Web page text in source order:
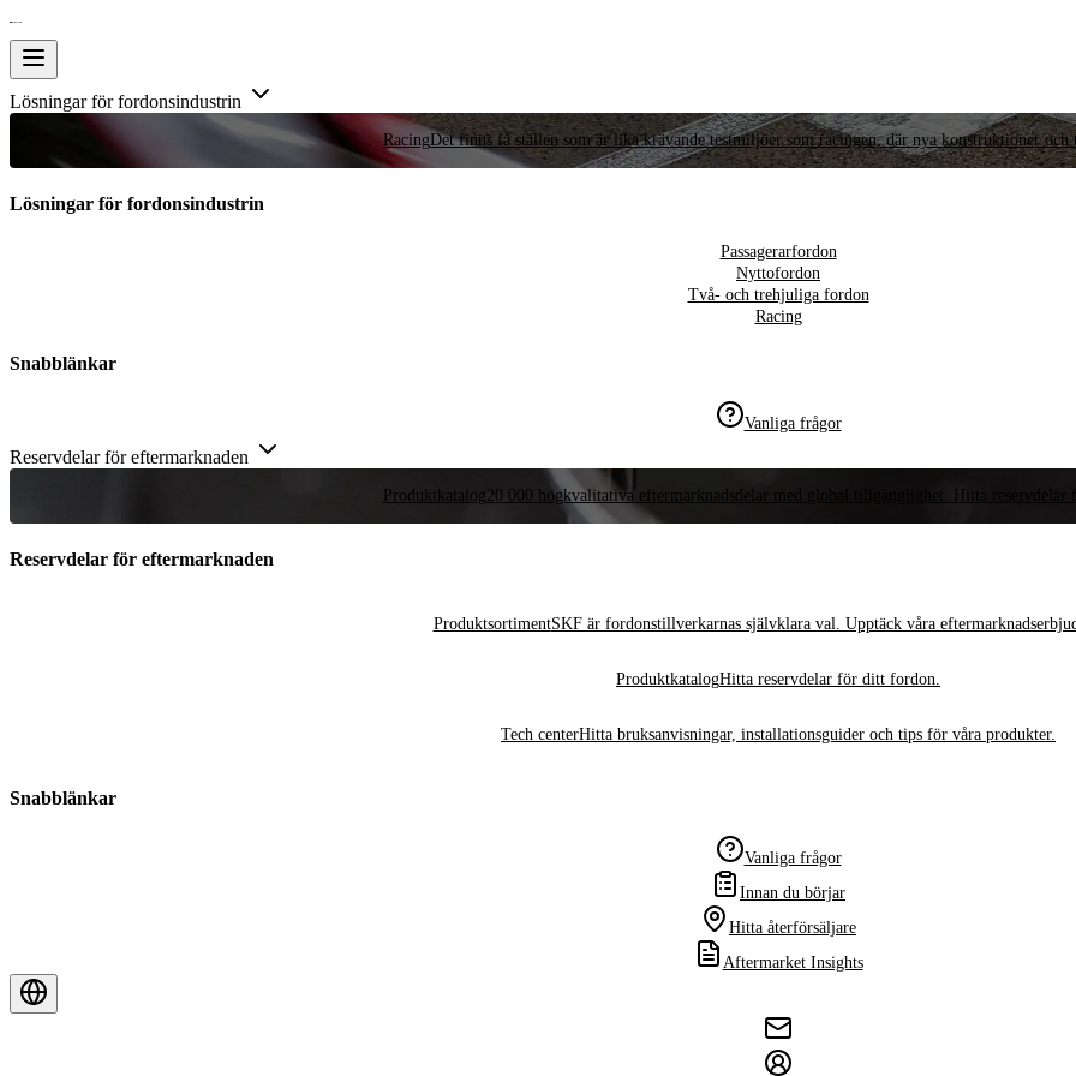
Lösningar för fordonsindustrin
RacingDet finns få ställen som är lika krävande testmiljöer som racingen, där nya konstruktioner och
Lösningar för fordonsindustrin
Passagerarfordon
Nyttofordon
Två- och trehjuliga fordon
Racing
Snabblänkar
Vanliga frågor
Reservdelar för eftermarknaden
Produktkatalog20 000 högkvalitativa eftermarknadsdelar med global tillgänglighet. Hitta reservdelar
Reservdelar för eftermarknaden
ProduktsortimentSKF är fordonstillverkarnas självklara val. Upptäck våra
ProduktkatalogHitta reservdelar för ditt fordon.
Tech centerHitta bruksanvisningar, installationsguider och tips för våra produkter.
Snabblänkar
Vanliga frågor
Innan du börjar
Hitta återförsäljare
Aftermarket Insights